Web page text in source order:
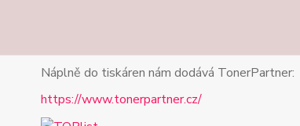
Náplně do tiskáren nám dodává TonerPartner:
https://www.tonerpartner.cz/